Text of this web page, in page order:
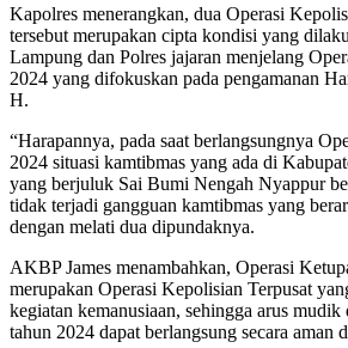
Kapolres menerangkan, dua Operasi
tersebut merupakan cipta kondisi yang
Lampung dan Polres jajaran menjelang
2024 yang difokuskan pada pengamanan
H.
“Harapannya, pada saat berlangsungnya
2024 situasi kamtibmas yang ada di
yang berjuluk Sai Bumi Nengah Nyappur
tidak terjadi gangguan kamtibmas yang
dengan melati dua dipundaknya.
AKBP James menambahkan, Operasi
merupakan Operasi Kepolisian Terpusat
kegiatan kemanusiaan, sehingga arus
tahun 2024 dapat berlangsung secara aman